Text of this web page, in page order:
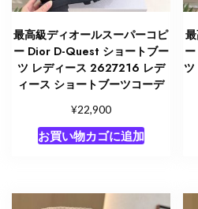
最高級ディオールスーパーコピ
ー Dior D-Quest ショートブー
ツ レディース 2627216 レデ
ィース ショートブーツコーデ
¥22,900
お買い物カゴに追加